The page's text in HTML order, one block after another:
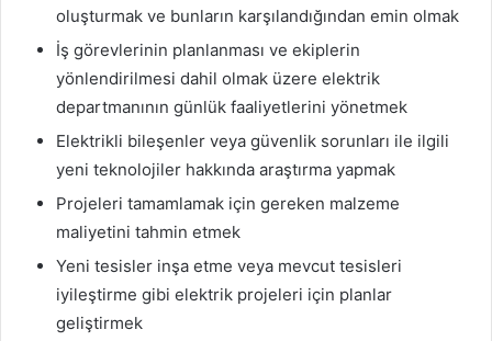
oluşturmak ve bunların karşılandığından emin olmak
İş görevlerinin planlanması ve ekiplerin
yönlendirilmesi dahil olmak üzere elektrik
departmanının günlük faaliyetlerini yönetmek
Elektrikli bileşenler veya güvenlik sorunları ile ilgili
yeni teknolojiler hakkında araştırma yapmak
Projeleri tamamlamak için gereken malzeme
maliyetini tahmin etmek
Yeni tesisler inşa etme veya mevcut tesisleri
iyileştirme gibi elektrik projeleri için planlar
geliştirmek